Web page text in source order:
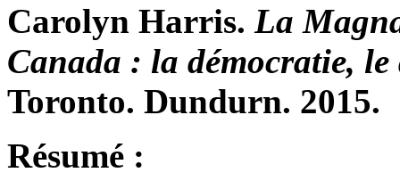
Carolyn Harris. La
Canada : la démocratie,
Toronto. Dundurn. 2015.
Résumé :